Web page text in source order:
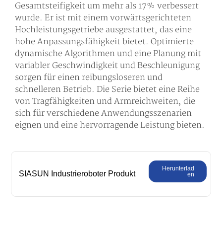
Gesamtsteifigkeit um mehr als 17% verbessert
wurde. Er ist mit einem vorwärtsgerichteten
Hochleistungsgetriebe ausgestattet, das eine
hohe Anpassungsfähigkeit bietet. Optimierte
dynamische Algorithmen und eine Planung mit
variabler Geschwindigkeit und Beschleunigung
sorgen für einen reibungsloseren und
schnelleren Betrieb. Die Serie bietet eine Reihe
von Tragfähigkeiten und Armreichweiten, die
sich für verschiedene Anwendungsszenarien
eignen und eine hervorragende Leistung bieten.
SIASUN Industrieroboter Produkt
Herunterlad
en